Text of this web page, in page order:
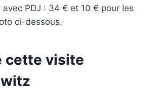
avec PDJ : 34 € et 10 € pour les
ci-dessous.
cette visite